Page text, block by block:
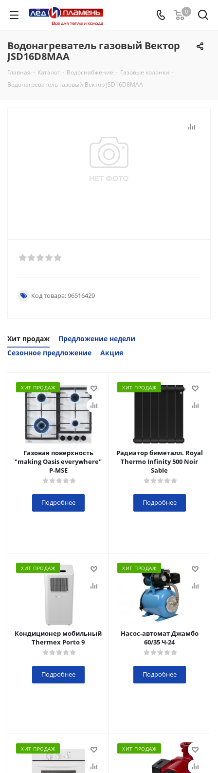
0
Водонагреватель газовый Вектор
JSD16D8MAA
Главная - Каталог - Водоснабжение - Газовые колонки -
Водонагреватель газовый Вектор JSD16D8MAA
Код товара: 96516429
Хит продаж
Предложение недели
Сезонное предложение
Акция
ХИТ ПРОДАЖ
Газовая поверхность
"making Oasis everywhere"
P-MSE
Подробнее
ХИТ ПРОДАЖ
Радиатор биметалл. Royal
Thermo Infinity 500 Noir
Sable
Подробнее
ХИТ ПРОДАЖ
Кондиционер мобильный
Thermex Porto 9
Подробнее
ХИТ ПРОДАЖ
Насос-автомат Джамбо
60/35 Ч-24
Подробнее
ХИТ ПРОДАЖ ХИТ ПРОДАЖ